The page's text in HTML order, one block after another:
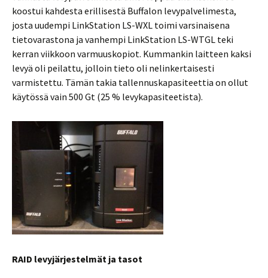
koostui kahdesta erillisestä Buffalon levypalvelimesta,
josta uudempi LinkStation LS-WXL toimi varsinaisena
tietovarastona ja vanhempi LinkStation LS-WTGL teki
kerran viikkoon varmuuskopiot. Kummankin laitteen kaksi
levyä oli peilattu, jolloin tieto oli nelinkertaisesti
varmistettu. Tämän takia tallennuskapasiteettia on ollut
käytössä vain 500 Gt (25 % levykapasiteetista).
RAID levyjärjestelmät ja tasot